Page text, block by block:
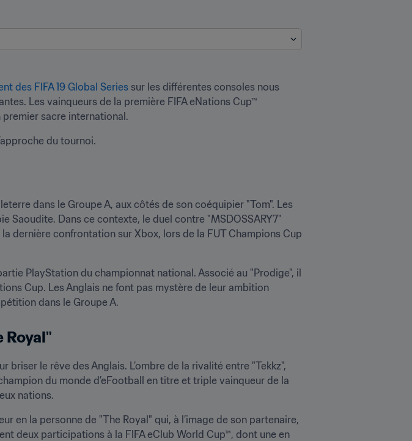
des FIFA 19 Global Series sur les différentes consoles nous
Les vainqueurs de la première FIFA eNations Cup™
premier sacre international.
du tournoi.
Saoudite. Dans ce contexte, le duel contre "MSDOSSARY7"
dernière confrontation sur Xbox, lors de la FUT Champions Cup
PlayStation du championnat national. Associé au "Prodige", il
Cup. Les Anglais ne font pas mystère de leur ambition
dans le Groupe A.
Royal"
le rêve des Anglais. L’ombre de la rivalité entre "Tekkz",
du monde d’eFootball en titre et triple vainqueur de la
nations.
en la personne de "The Royal" qui, à l’image de son partenaire,
deux participations à la FIFA eClub World Cup™, dont une en